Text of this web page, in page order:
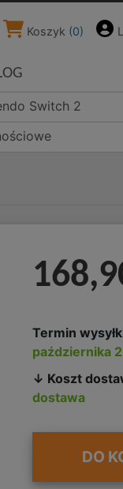
Koszyk (0)
Switch 2
Termin
października
↓ Koszt
dostawa
DO